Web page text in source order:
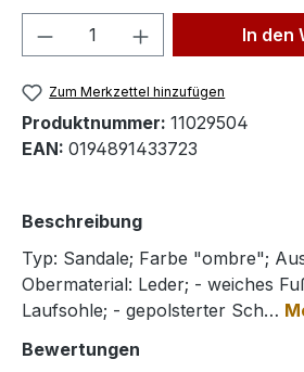
Produkt Anzahl: GibIn den
Zum Merkzettel hinzufügen
Produktnummer: 11029504
EAN: 0194891433723
Beschreibung
Typ: Sandale; Farbe "ombre";
Obermaterial: Leder; - weiches
Laufsohle; - gepolsterter Sch…
Bewertungen